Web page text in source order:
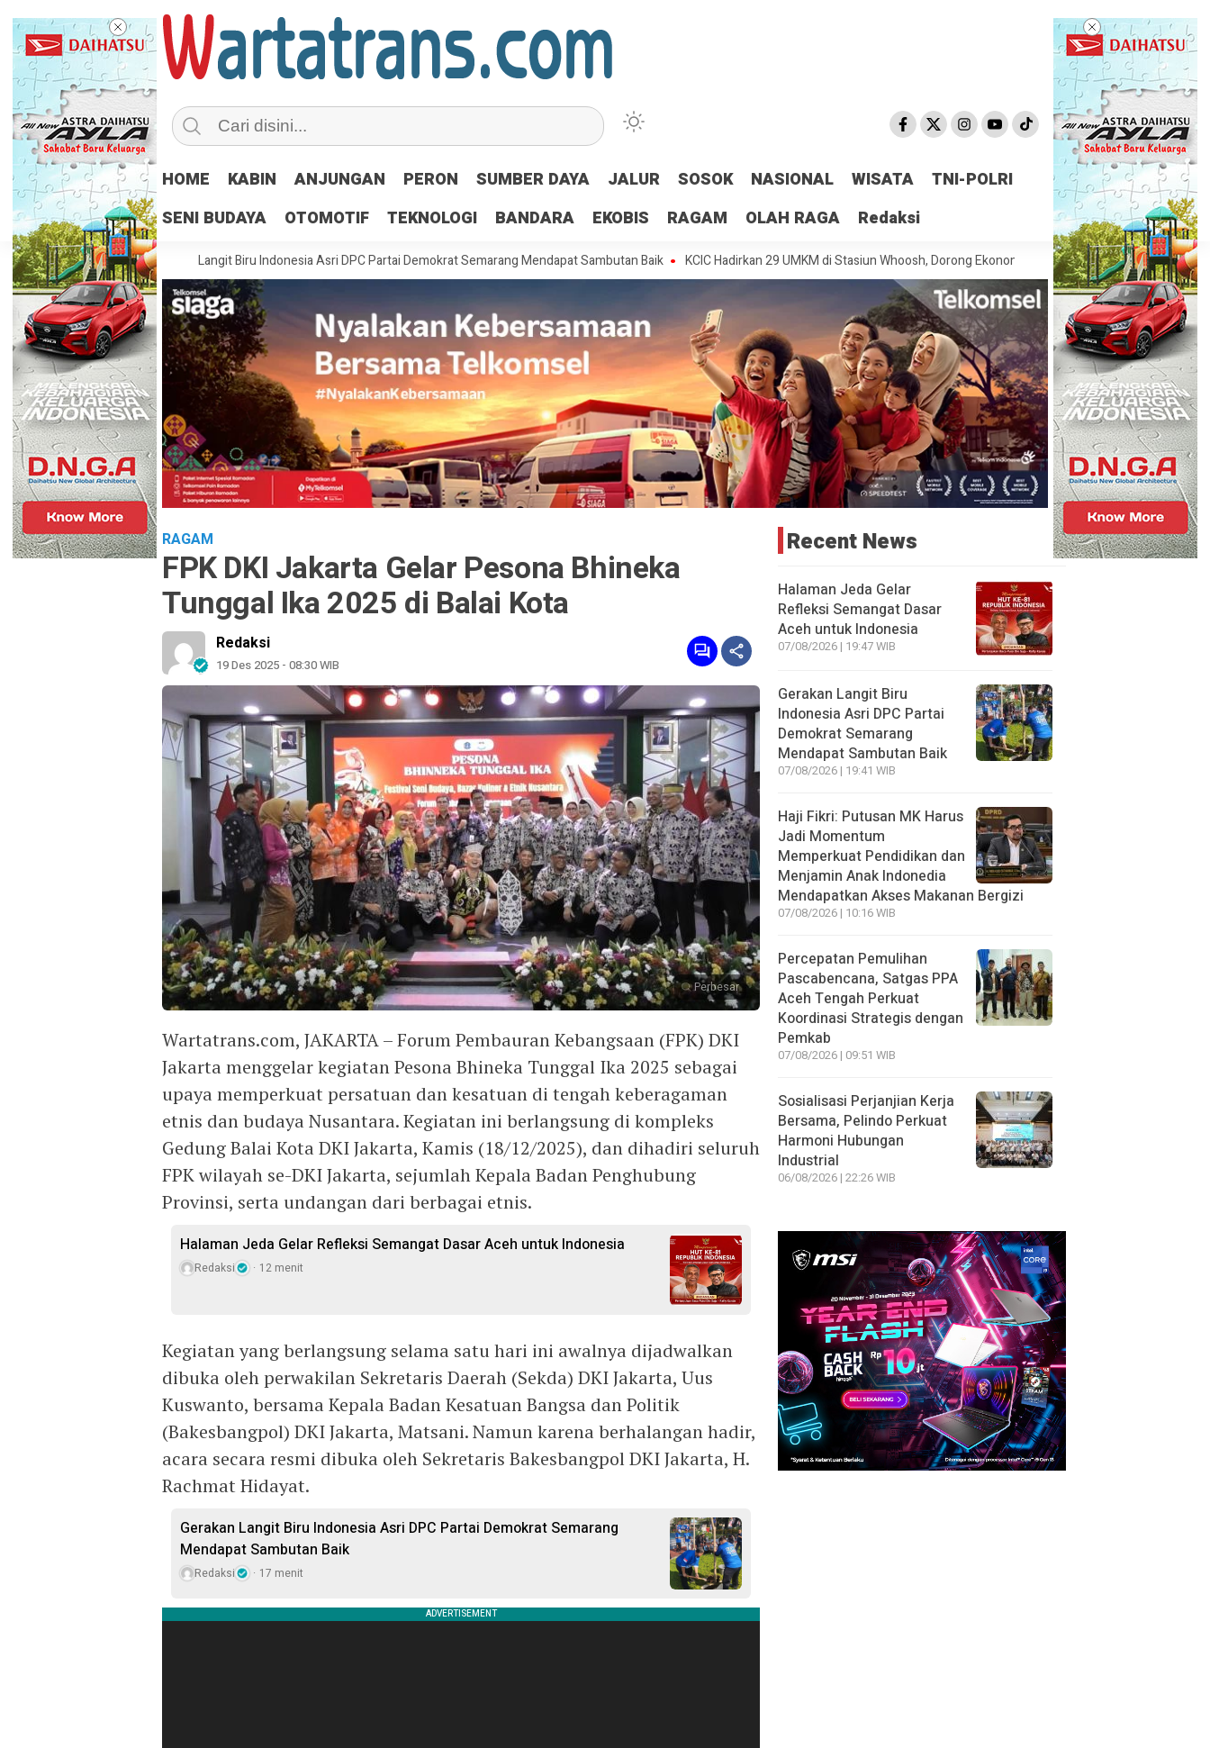
HOME KABIN ANJUNGAN PERON SUMBER DAYA JALUR SOSOK NASIONAL WISATA
TNI-POLRI
SENI BUDAYA
OTOMOTIF TEKNOLOGI BANDARA EKOBIS RAGAM OLAH RAGA Redaksi
Indonesia Gerakan Langit Biru Indonesia Asri DPC Partai Demokrat Semarang Mendapat Sambutan Baik KCIC Hadirkan 29 UMKM di Stasiun Whoosh, Dorong Ekonomi Lokal dan Perluas Akses Pasar
RAGAM
FPK DKI Jakarta Gelar Pesona Bhineka
Tunggal Ika 2025 di Balai Kota
Redaksi
19 Des 2025 - 08:30 WIB
Perbesar
Wartatrans.com, JAKARTA – Forum Pembauran Kebangsaan (FPK) DKI
Jakarta menggelar kegiatan Pesona Bhineka Tunggal Ika 2025 sebagai
upaya memperkuat persatuan dan kesatuan di tengah keberagaman
etnis dan budaya Nusantara. Kegiatan ini berlangsung di kompleks
Gedung Balai Kota DKI Jakarta, Kamis (18/12/2025), dan dihadiri seluruh
FPK wilayah se-DKI Jakarta, sejumlah Kepala Badan Penghubung
Provinsi, serta undangan dari berbagai etnis.
Halaman Jeda Gelar Refleksi Semangat Dasar Aceh untuk Indonesia
Redaksi 12 menit
Kegiatan yang berlangsung selama satu hari ini awalnya dijadwalkan
dibuka oleh perwakilan Sekretaris Daerah (Sekda) DKI Jakarta, Uus
Kuswanto, bersama Kepala Badan Kesatuan Bangsa dan Politik
(Bakesbangpol) DKI Jakarta, Matsani. Namun karena berhalangan hadir,
acara secara resmi dibuka oleh Sekretaris Bakesbangpol DKI Jakarta, H.
Rachmat Hidayat.
Gerakan Langit Biru Indonesia Asri DPC Partai Demokrat Semarang
Mendapat Sambutan Baik
Redaksi 17 menit
Recent News
Halaman Jeda Gelar
Refleksi Semangat Dasar
Aceh untuk Indonesia
07/08/2026 | 19:47 WIB
Gerakan Langit Biru
Indonesia Asri DPC Partai
Demokrat Semarang
Mendapat Sambutan Baik
07/08/2026 | 19:41 WIB
Haji Fikri: Putusan MK Harus
Jadi Momentum
Memperkuat Pendidikan dan
Menjamin Anak Indonedia
Mendapatkan Akses Makanan Bergizi
07/08/2026 | 10:16 WIB
Percepatan Pemulihan
Pascabencana, Satgas PPA
Aceh Tengah Perkuat
Koordinasi Strategis dengan
Pemkab
07/08/2026 | 09:51 WIB
Sosialisasi Perjanjian Kerja
Bersama, Pelindo Perkuat
Harmoni Hubungan
Industrial
06/08/2026 | 22:26 WIB